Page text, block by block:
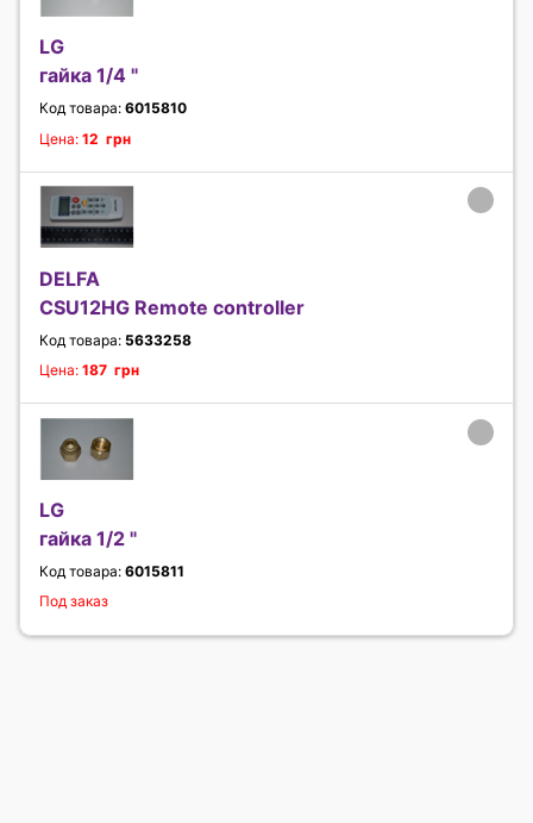
LG
гайка 1/4 "
Код товара: 6015810
Цена: 12 грн
DELFA
CSU12HG Remote controller
Код товара: 5633258
Цена: 187 грн
LG
гайка 1/2 "
Код товара: 6015811
Под заказ